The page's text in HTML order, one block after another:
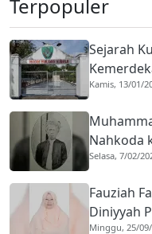
Terpopuler
Sejarah
Kuranji
Kamis, 13/01/
Nahkoda
Selasa, 7/02/
Fauziah
Diniyyah
Minggu, 25/